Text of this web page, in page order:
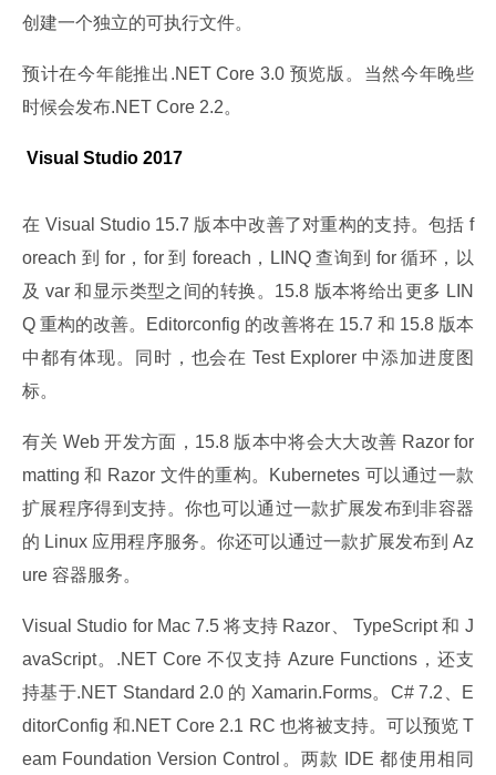
创建一个独立的可执行文件。
预计在今年能推出.NET Core 3.0 预览版。当然今年晚些
时候会发布.NET Core 2.2。
Visual Studio 2017
在 Visual Studio 15.7 版本中改善了对重构的支持。包括 f
oreach 到 for，for 到 foreach，LINQ 查询到 for 循环，以
及 var 和显示类型之间的转换。15.8 版本将给出更多 LIN
Q 重构的改善。Editorconfig 的改善将在 15.7 和 15.8 版本
中都有体现。同时，也会在 Test Explorer 中添加进度图
标。
有关 Web 开发方面，15.8 版本中将会大大改善 Razor for
matting 和 Razor 文件的重构。Kubernetes 可以通过一款
扩展程序得到支持。你也可以通过一款扩展发布到非容器
的 Linux 应用程序服务。你还可以通过一款扩展发布到 Az
ure 容器服务。
Visual Studio for Mac 7.5 将支持 Razor、 TypeScript 和 J
avaScript。.NET Core 不仅支持 Azure Functions，还支
持基于.NET Standard 2.0 的 Xamarin.Forms。C# 7.2、E
ditorConfig 和.NET Core 2.1 RC 也将被支持。可以预览 T
eam Foundation Version Control。两款 IDE 都使用相同